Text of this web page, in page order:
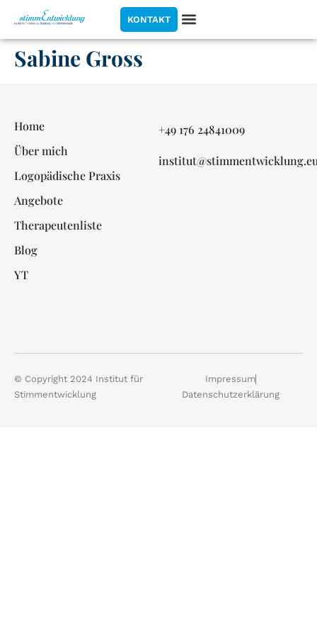
KONTAKT
Sabine Gross
Home
Über mich
Logopädische Praxis
Angebote
Therapeutenliste
Blog
YT
+49 176 24841009
© Copyright 2024 Institut für
Stimmentwicklung
Impressum
Datenschutzerklärung